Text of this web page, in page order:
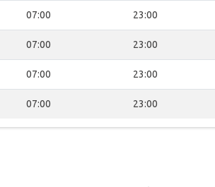
07:00 23:00
07:00 23:00
07:00 23:00
07:00 23:00